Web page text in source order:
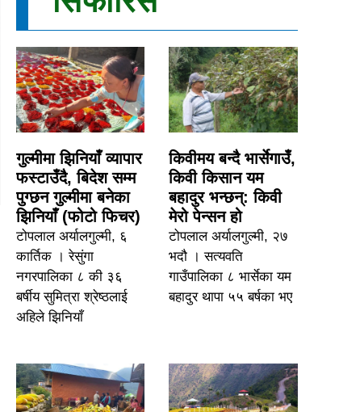
गुल्मीमा झिनियाँ व्यापार
फस्टाउँदै, बिदेश सम्म
पुग्छन गुल्मीमा बनेका
झिनियाँ (फोटो फिचर)
टोपलाल अर्यालगुल्मी, ६
कार्तिक । रेसुंगा
नगरपालिका ८ की ३६
बर्षीय सुमित्रा श्रेष्ठलाई
अहिले झिनियाँ
किवीमय बन्दै भार्सेगाउँ,
किवी किसान यम
बहादुर भन्छन्: किवी
मेरो पेन्सन हो
टोपलाल अर्यालगुल्मी, २७
भदौ । सत्यवति
गाउँपालिका ८ भार्सेका यम
बहादुर थापा ५५ बर्षका भए